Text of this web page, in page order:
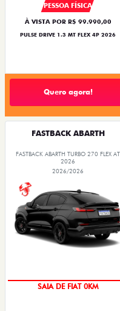
PESSOA FÍSICA
À VISTA POR R$ 99.990,00
PULSE DRIVE 1.3 MT FLEX 4P 2026
Quero agora!
FASTBACK ABARTH
FASTBACK ABARTH TURBO 270 FLEX AT
2026
2026/2026
SAIA DE FIAT 0KM